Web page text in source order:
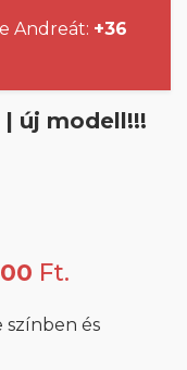
Andreát: +36
új modell!!!
Ft.
színben és